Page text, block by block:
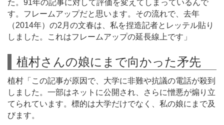
た。91年の記事に対して評価を変えてしまっているんで
す。フレームアップだと思います。その流れで、去年
（2014年）の2月の文春は、私を捏造記者とレッテル貼り
しました。これはフレームアップの延長線上です」
植村さんの娘にまで向かった矛先
植村「この記事が原因で、大学に非難や抗議の電話が殺到
しました。一部はネットに公開され、さらに憎悪が煽り立
てられています。標的は大学だけでなく、私の娘にまで及
びます。